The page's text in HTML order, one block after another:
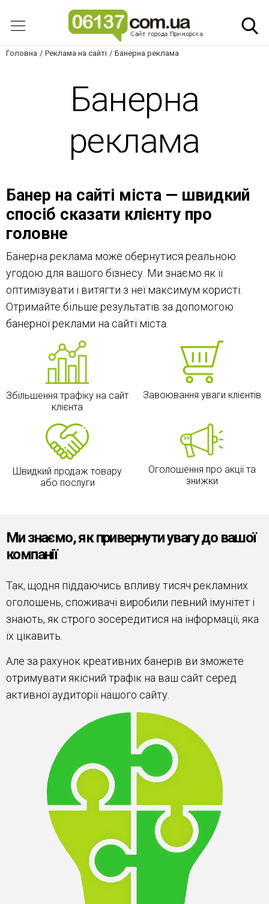
Головна Реклама на сайті Банерна реклама
Банерна
реклама
Банер на сайті міста — швидкий
спосіб сказати клієнту про
головне
Банерна реклама може обернутися реальною
угодою для вашого бізнесу. Ми знаємо як її
оптимізувати і витягти з неї максимум користі.
Отримайте більше результатів за допомогою
банерної реклами на сайті міста.
Збільшення трафіку на сайт
клієнта
Завоювання уваги клієнтів
Швидкий продаж товару
або послуги
Оголошення про акції та
знижки
Ми знаємо, як привернути увагу до вашої
компанії
Так, щодня піддаючись впливу тисяч рекламних
оголошень, споживачі виробили певний імунітет і
знають, як строго зосередитися на інформації, яка
їх цікавить.
Але за рахунок креативних банерів ви зможете
отримувати якісний трафік на ваш сайт серед
активної аудиторії нашого сайту.